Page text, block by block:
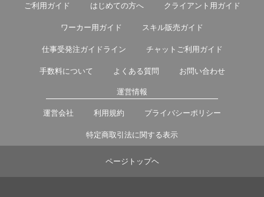
ご利用ガイド はじめての方へ クライアント用ガイド
ワーカー用ガイド スキル販売ガイド
仕事受発注ガイドライン チャットご利用ガイド
手数料について よくある質問 お問い合わせ
運営情報
運営会社 利用規約 プライバシーポリシー
特定商取引法に関する表示
ページトップヘ